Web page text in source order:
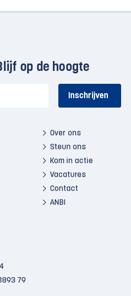
op de hoogte
Over ons
Steun ons
Kom in actie
Vacatures
Contact
ANBI
79